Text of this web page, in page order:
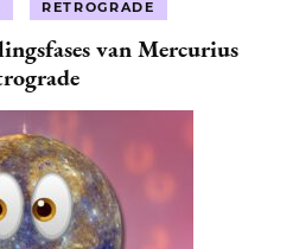
RETROGRADE
van Mercurius